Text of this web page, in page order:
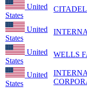
United
States
United
States
United
States
WELLS
United
States